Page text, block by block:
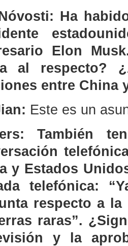
Ha
Elon
al respecto?
entre China
Este es un
También
y Estados
telefónica:
respecto a
raras”.
y la